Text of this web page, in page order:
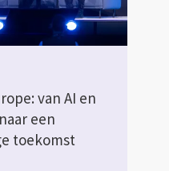
van AI en
een
toekomst